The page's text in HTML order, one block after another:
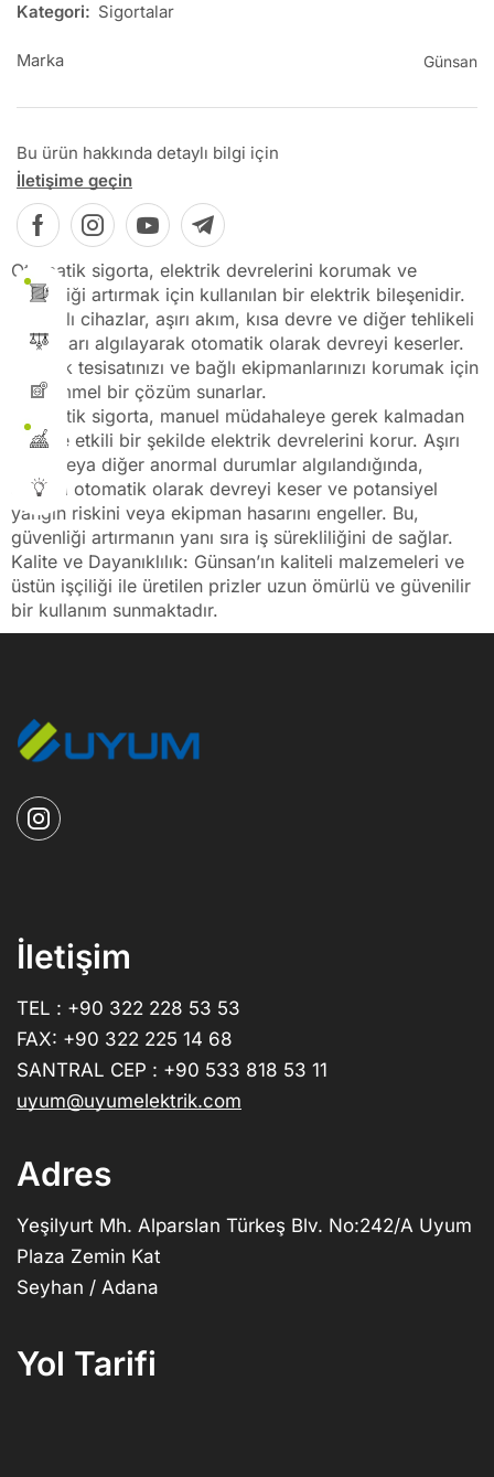
Kategori: Sigortalar
Marka Günsan
Bu ürün hakkında detaylı bilgi için
İletişime geçin
Otomatik sigorta, elektrik devrelerini korumak ve
güvenliği artırmak için kullanılan bir elektrik bileşenidir.
Bu akıllı cihazlar, aşırı akım, kısa devre ve diğer tehlikeli
durumları algılayarak otomatik olarak devreyi keserler.
Elektrik tesisatınızı ve bağlı ekipmanlarınızı korumak için
mükemmel bir çözüm sunarlar.
Otomatik sigorta, manuel müdahaleye gerek kalmadan
hızlı ve etkili bir şekilde elektrik devrelerini korur. Aşırı
akım veya diğer anormal durumlar algılandığında,
sigorta otomatik olarak devreyi keser ve potansiyel
yangın riskini veya ekipman hasarını engeller. Bu,
güvenliği artırmanın yanı sıra iş sürekliliğini de sağlar.
Kalite ve Dayanıklılık: Günsan’ın kaliteli malzemeleri ve
üstün işçiliği ile üretilen prizler uzun ömürlü ve güvenilir
bir kullanım sunmaktadır.
İletişim
TEL : +90 322 228 53 53
FAX: +90 322 225 14 68
SANTRAL CEP : +90 533 818 53 11
uyum@uyumelektrik.com
Adres
Yeşilyurt Mh. Alparslan Türkeş Blv. No:242/A Uyum
Plaza Zemin Kat
Seyhan / Adana
Yol Tarifi